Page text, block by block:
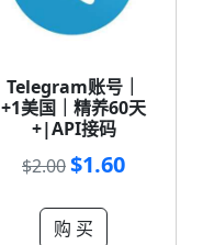
Telegram账号｜
+1美国｜精养60天
+|API接码
$2.00$1.60
购 买